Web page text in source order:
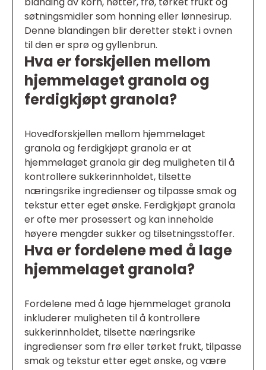
søtningsmidler som honning eller lønnesirup.
Denne blandingen blir deretter stekt i ovnen
til den er sprø og gyllenbrun.
Hva er forskjellen mellom
hjemmelaget granola og
ferdigkjøpt granola?
Hovedforskjellen mellom hjemmelaget
granola og ferdigkjøpt granola er at
hjemmelaget granola gir deg muligheten til å
kontrollere sukkerinnholdet, tilsette
næringsrike ingredienser og tilpasse smak og
tekstur etter eget ønske. Ferdigkjøpt granola
er ofte mer prosessert og kan inneholde
høyere mengder sukker og tilsetningsstoffer.
Hva er fordelene med å lage
hjemmelaget granola?
Fordelene med å lage hjemmelaget granola
inkluderer muligheten til å kontrollere
sukkerinnholdet, tilsette næringsrike
ingredienser som frø eller tørket frukt, tilpasse
smak og tekstur etter eget ønske, og være